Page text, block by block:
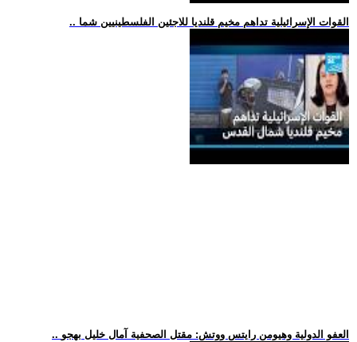
.. القوات الإسرائيلية تداهم مخيم قلنديا للاجئين الفلسطينيين شما
.. العفو الدولية وهيومن رايتس ووتش: مقتل الصحفية آمال خليل بهجو